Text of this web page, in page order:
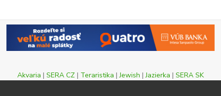
Akvaria | SERA CZ | Teraristika |Jewish |Jazierka | SERA SK